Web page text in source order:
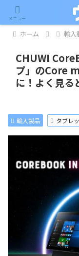
記事内に広告が含まれてい
ホーム 輸入
CHUWI
プ」のCore
に！よく見る
輸入製品 タブレ
メニュー